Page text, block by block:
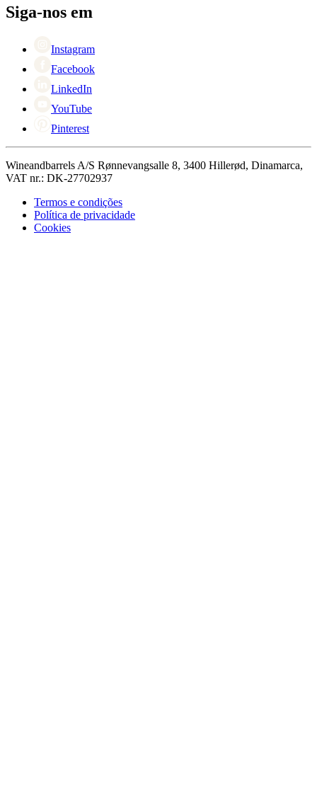
Black Friday
Singles Day
Siga-nos em
Instagram
Facebook
LinkedIn
YouTube
Pinterest
Wineandbarrels A/S Rønnevangsalle 8, 3400 Hillerød, Dinamarca,
VAT nr.: DK-27702937
Termos e condições
Política de privacidade
Cookies